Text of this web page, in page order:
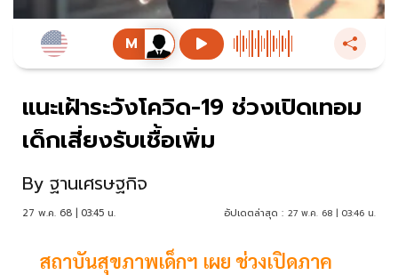
แนะเฝ้าระวังโควิด-19 ช่วงเปิดเทอม
เด็กเสี่ยงรับเชื้อเพิ่ม
By ฐานเศรษฐกิจ
27 พ.ค. 68 | 03:45 น. อัปเดตล่าสุด : 27 พ.ค. 68 | 03:46 น.
สถาบันสุขภาพเด็กฯ เผย ช่วงเปิดภาค